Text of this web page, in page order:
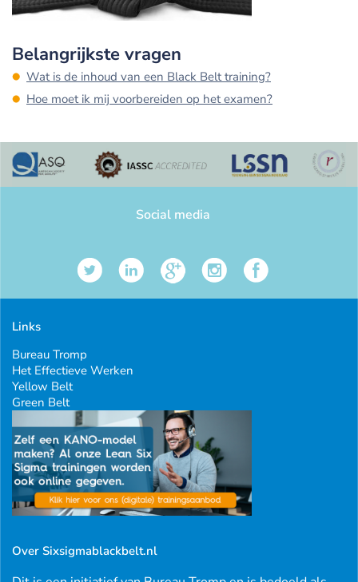
Belangrijkste vragen
Wat is de inhoud van een Black Belt training?
Hoe moet ik mij voorbereiden op het examen?
Social media
Links
Bureau Tromp
Het Effectieve Werken
Yellow Belt
Green Belt
Over Sixsigmablackbelt.nl